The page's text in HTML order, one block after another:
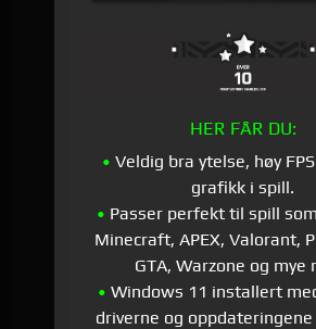
HER FÅR DU:
• Veldig bra ytelse, høy
grafikk i spill.
• Passer perfekt til spill
Minecraft, APEX, Valorant,
GTA, Warzone og mye
• Windows 11 installert
driverne og oppdateringene